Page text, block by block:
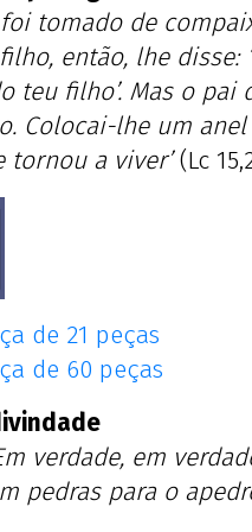
tomado de
então, lhe disse:
teu filho’. Mas o pai
Colocai-lhe um
a viver’(Lc
de 21 peças
de 60 peças
verdade, em
pedras para o